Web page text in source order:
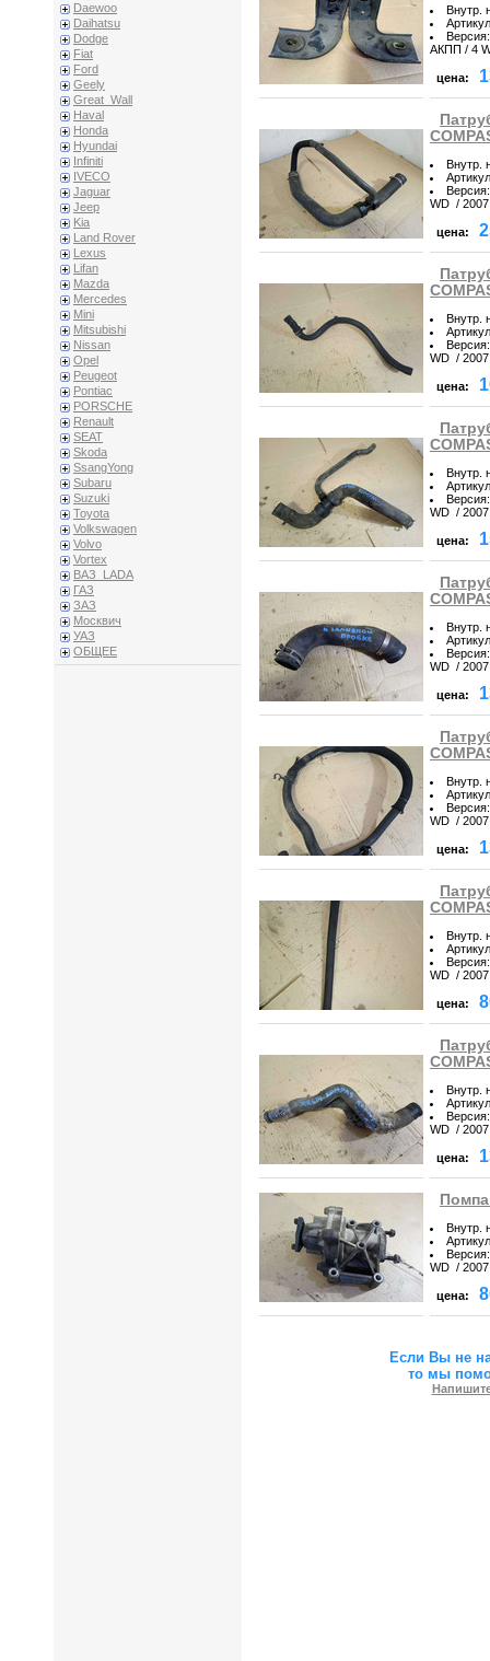
Daewoo
Daihatsu
Dodge
Fiat
Ford
Geely
Great_Wall
Haval
Honda
Hyundai
Infiniti
IVECO
Jaguar
Jeep
Kia
Land Rover
Lexus
Lifan
Mazda
Mercedes
Mini
Mitsubishi
Nissan
Opel
Peugeot
Pontiac
PORSCHE
Renault
SEAT
Skoda
SsangYong
Subaru
Suzuki
Toyota
Volkswagen
Volvo
Vortex
ВАЗ_LADA
ГАЗ
ЗАЗ
Москвич
УАЗ
ОБЩЕЕ
Внутр.
Артикул
Версия:
АКПП / 4
цена:
Внутр.
Артикул
Версия:
WD / 2007
цена:
Внутр.
Артикул
Версия:
WD / 2007
цена:
Внутр.
Артикул
Версия:
WD / 2007
цена:
Внутр.
Артикул
Версия:
WD / 2007
цена:
Внутр.
Артикул
Версия:
WD / 2007
цена:
Внутр.
Артикул
Версия:
WD / 2007
цена:
Внутр.
Артикул
Версия:
WD / 2007
цена:
Помпа
Внутр.
Артикул
Версия:
WD / 2007
цена:
Если Вы не
то мы